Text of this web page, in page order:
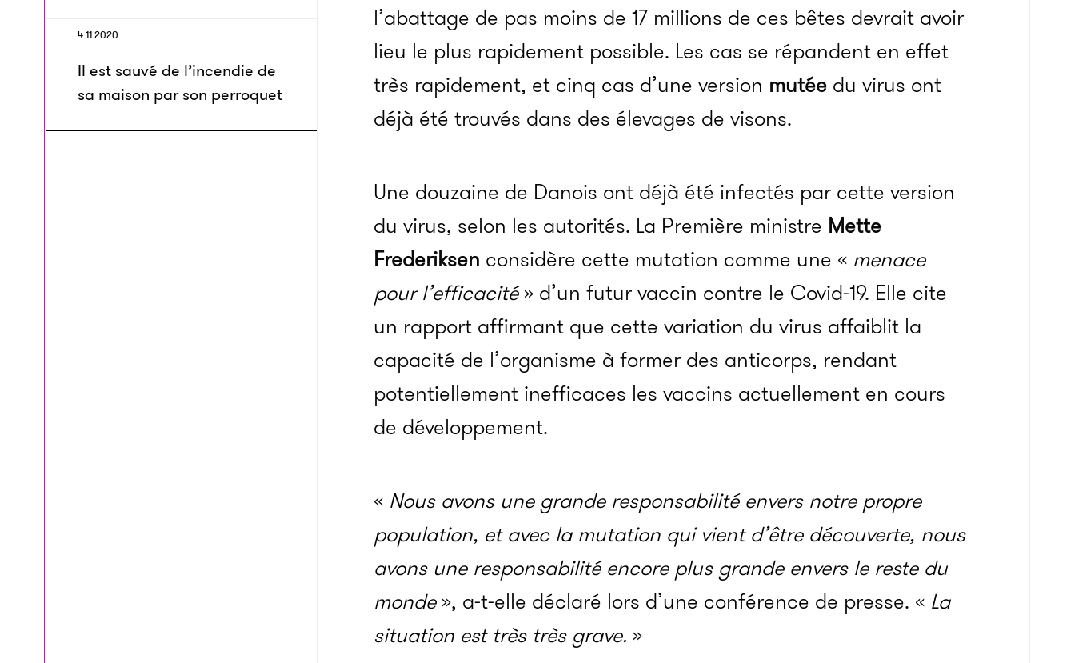
4 11 2020
Il est sauvé de l’incendie de
sa maison par son perroquet
l’abattage de pas moins de 17 millions de ces bêtes devrait avoir
lieu le plus rapidement possible. Les cas se répandent en effet
très rapidement, et cinq cas d’une version mutée du virus ont
déjà été trouvés dans des élevages de visons.
Une douzaine de Danois ont déjà été infectés par cette version
du virus, selon les autorités. La Première ministre Mette
Frederiksen considère cette mutation comme une « menace
pour l’efficacité» d’un futur vaccin contre le Covid-19. Elle cite
un rapport affirmant que cette variation du virus affaiblit la
capacité de l’organisme à former des anticorps, rendant
potentiellement inefficaces les vaccins actuellement en cours
de développement.
« Nous avons une grande responsabilité envers notre propre
population, et avec la mutation qui vient d’être découverte, nous
avons une responsabilité encore plus grande envers le reste du
monde», a-t-elle déclaré lors d’une conférence de presse. « La
situation est très très grave. »